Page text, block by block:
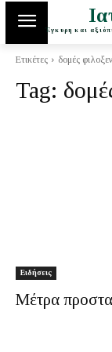
Έγκυρη και
Ετικέτες δομές
Tag:
Ειδήσεις
Μέτρα